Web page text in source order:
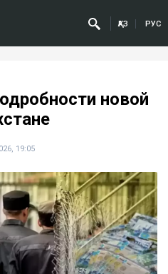
ҚАЗ РУС
новой
19:05